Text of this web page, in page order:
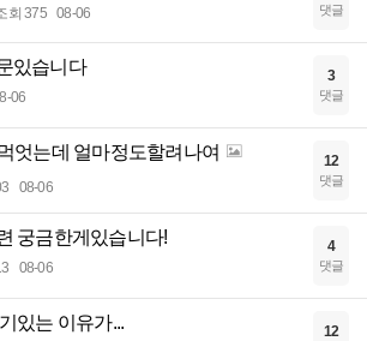
회 375 08-06 댓글
있습니다
06
3
댓글
엇는데 얼마정도할려나여
08-06
12
댓글
궁금한게있습니다!
08-06
4
댓글
있는 이유가... 12